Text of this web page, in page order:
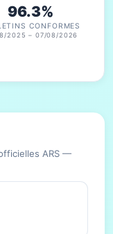
96.3%
CONFORMES
2025 – 07/08/2026
ARS —